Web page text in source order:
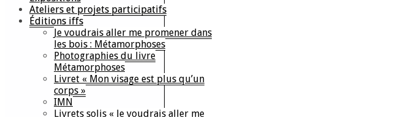
Ateliers et projets participatifs
Éditions iffs
Je voudrais aller me promener dans
les bois : Métamorphoses
Photographies du livre
Métamorphoses
Livret « Mon visage est plus qu’un
corps »
IMN
Livrets solis « Je voudrais aller me